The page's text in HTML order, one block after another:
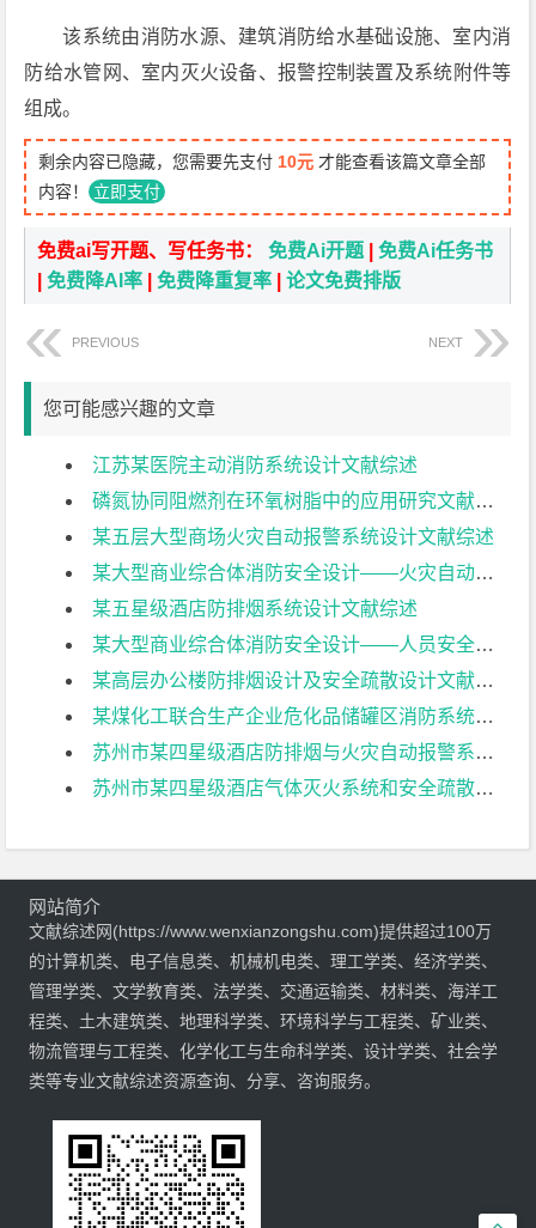
该系统由消防水源、建筑消防给水基础设施、室内消
防给水管网、室内灭火设备、报警控制装置及系统附件等
组成。
剩余内容已隐藏，您需要先支付 10元 才能查看该篇文章全部
内容！ 立即支付
免费ai写开题、写任务书：免费Ai开题 |免费Ai任务书
|免费降AI率 |免费降重复率 |论文免费排版
PREVIOUS NEXT
您可能感兴趣的文章
江苏某医院主动消防系统设计文献综述
磷氮协同阻燃剂在环氧树脂中的应用研究文献综述
某五层大型商场火灾自动报警系统设计文献综述
某大型商业综合体消防安全设计——火灾自动报警系统设计文献综述
某五星级酒店防排烟系统设计文献综述
某大型商业综合体消防安全设计——人员安全疏散模拟分析文献综述
某高层办公楼防排烟设计及安全疏散设计文献综述
某煤化工联合生产企业危化品储罐区消防系统设计文献综述
苏州市某四星级酒店防排烟与火灾自动报警系统设计文献综述
苏州市某四星级酒店气体灭火系统和安全疏散设计文献综述
网站简介
文献综述网(https://www.wenxianzongshu.com)提供超过100万
的计算机类、电子信息类、机械机电类、理工学类、经济学类、
管理学类、文学教育类、法学类、交通运输类、材料类、海洋工
程类、土木建筑类、地理科学类、环境科学与工程类、矿业类、
物流管理与工程类、化学化工与生命科学类、设计学类、社会学
类等专业文献综述资源查询、分享、咨询服务。